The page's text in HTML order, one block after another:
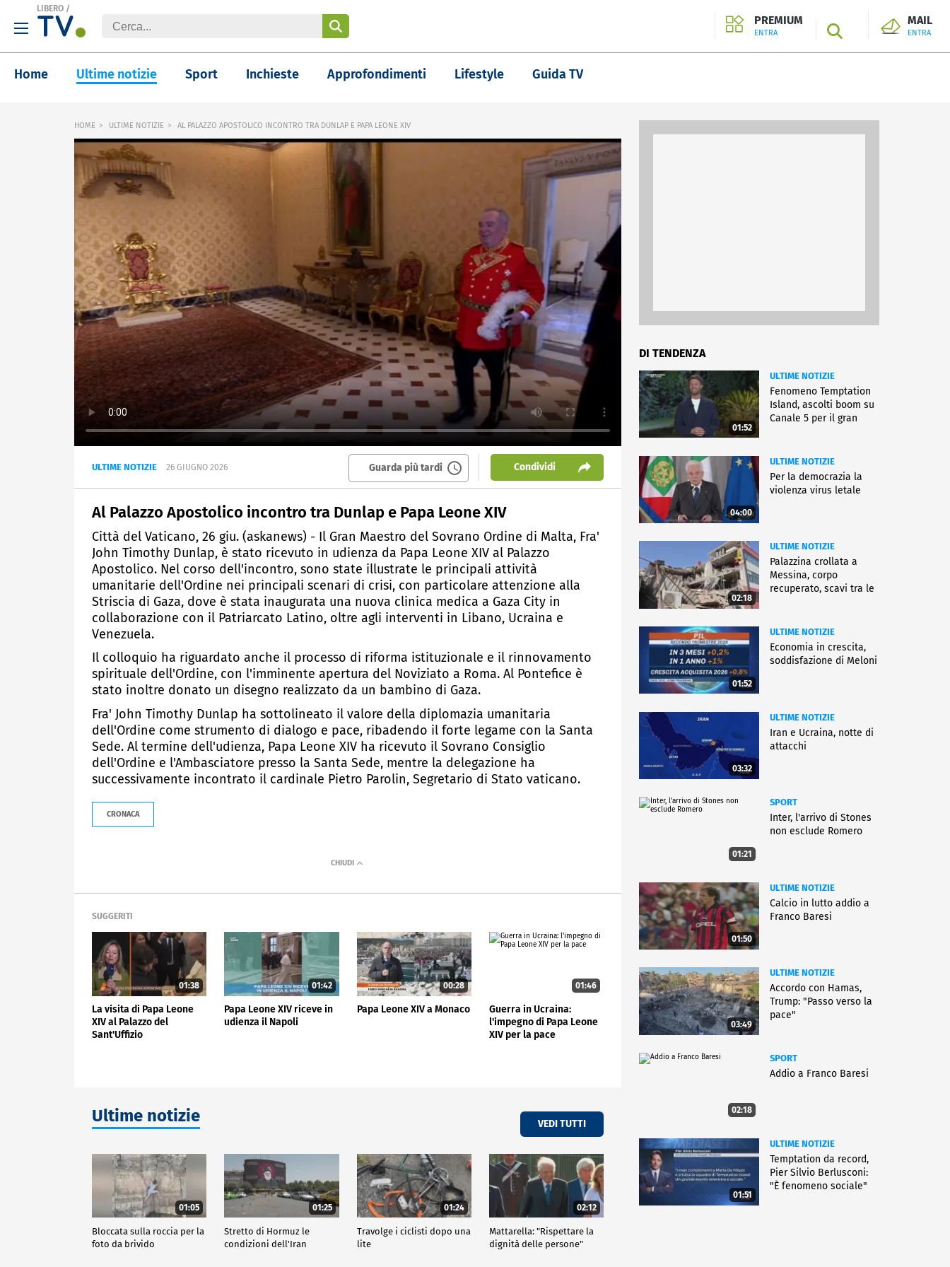
LIBERO /
PREMIUM
ENTRA SEARCH
MAIL
ENTRA
Home Ultime notizie Sport Inchieste Approfondimenti Lifestyle Guida TV
HOME ULTIME NOTIZIE AL PALAZZO APOSTOLICO INCONTRO TRA DUNLAP E PAPA LEONE XIV
ULTIME NOTIZIE 26 GIUGNO 2026 Guarda più tardi Condividi
Al Palazzo Apostolico incontro tra Dunlap e Papa Leone XIV
Città del Vaticano, 26 giu. (askanews) - Il Gran Maestro del Sovrano Ordine di Malta, Fra'
John Timothy Dunlap, è stato ricevuto in udienza da Papa Leone XIV al Palazzo
Apostolico. Nel corso dell'incontro, sono state illustrate le principali attività
umanitarie dell'Ordine nei principali scenari di crisi, con particolare attenzione alla
Striscia di Gaza, dove è stata inaugurata una nuova clinica medica a Gaza City in
collaborazione con il Patriarcato Latino, oltre agli interventi in Libano, Ucraina e
Venezuela.
Il colloquio ha riguardato anche il processo di riforma istituzionale e il rinnovamento
spirituale dell'Ordine, con l'imminente apertura del Noviziato a Roma. Al Pontefice è
stato inoltre donato un disegno realizzato da un bambino di Gaza.
Fra' John Timothy Dunlap ha sottolineato il valore della diplomazia umanitaria
dell'Ordine come strumento di dialogo e pace, ribadendo il forte legame con la Santa
Sede. Al termine dell'udienza, Papa Leone XIV ha ricevuto il Sovrano Consiglio
dell'Ordine e l'Ambasciatore presso la Santa Sede, mentre la delegazione ha
successivamente incontrato il cardinale Pietro Parolin, Segretario di Stato vaticano.
CRONACA
SUGGERITI
01:38
La visita di Papa Leone
XIV al Palazzo del
Sant'Uffizio
01:42
Papa Leone XIV riceve in
udienza il Napoli
00:28
Papa Leone XIV a Monaco
01:46
Guerra in Ucraina:
l'impegno di Papa Leone
XIV per la pace
Ultime notizie VEDI TUTTI
01:05
Bloccata sulla roccia per la
foto da brivido
01:25
Stretto di Hormuz le
condizioni dell'Iran
01:24
Travolge i ciclisti dopo una
lite
02:12
Mattarella: "Rispettare la
dignità delle persone"
DI TENDENZA
01:52
ULTIME NOTIZIE
Fenomeno Temptation
Island, ascolti boom su
Canale 5 per il gran
04:00
ULTIME NOTIZIE
Per la democrazia la
violenza virus letale
02:18
ULTIME NOTIZIE
Palazzina crollata a
Messina, corpo
recuperato, scavi tra le
01:52
ULTIME NOTIZIE
Economia in crescita,
soddisfazione di Meloni
03:32
ULTIME NOTIZIE
Iran e Ucraina, notte di
attacchi
01:21
SPORT
Inter, l'arrivo di Stones
non esclude Romero
01:50
ULTIME NOTIZIE
Calcio in lutto addio a
Franco Baresi
03:49
ULTIME NOTIZIE
Accordo con Hamas,
Trump: "Passo verso la
pace"
02:18
SPORT
Addio a Franco Baresi
01:51
ULTIME NOTIZIE
Temptation da record,
Pier Silvio Berlusconi:
"È fenomeno sociale"